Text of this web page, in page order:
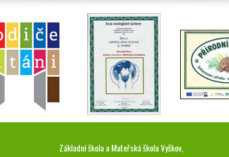
Základní škola a Mateřská škola Vyškov,